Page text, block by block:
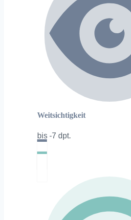
Weitsichtigkeit
bis -7 dpt.